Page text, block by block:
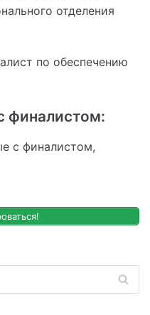
отделения
по обеспечению
финалистом:
с финалистом,